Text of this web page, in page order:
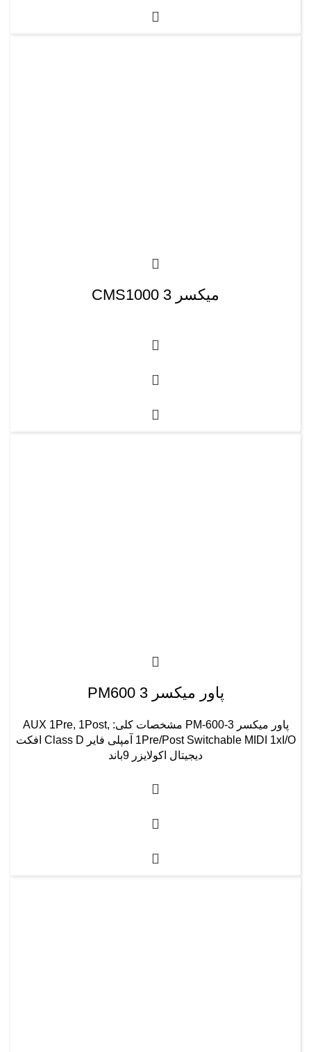
میکسر CMS1000 3
پاور میکسر 3 PM600
پاور میکسر PM-600-3 مشخصات کلی: AUX 1Pre, 1Post,
1Pre/Post Switchable MIDI 1xI/O آمپلی فایر Class D افکت
دیجیتال اکولایزر 9باند